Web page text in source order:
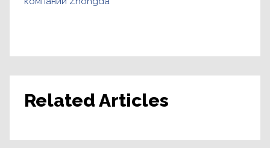
Related Articles